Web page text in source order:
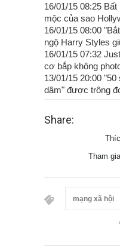
16/01/15 08:25
mộc của sao
16/01/15 08:00
ngộ Harry Styles
16/01/15 07:32
cơ bắp không
13/01/15 20:00
dâm" được trông
Share:
Tham
mạng xã hội